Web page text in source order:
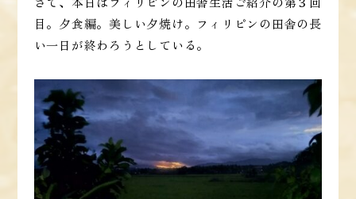
目。夕食編。美しい夕焼け。フィリピンの田舎の長
い一日が終わろうとしている。